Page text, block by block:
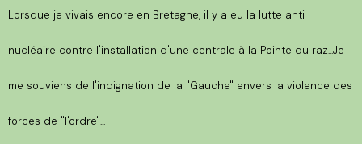
Lorsque je vivais encore en Bretagne, il y a eu la lutte anti
nucléaire contre l'installation d'une centrale à la Pointe du raz...Je
me souviens de l'indignation de la "Gauche" envers la violence des
forces de "l'ordre"...